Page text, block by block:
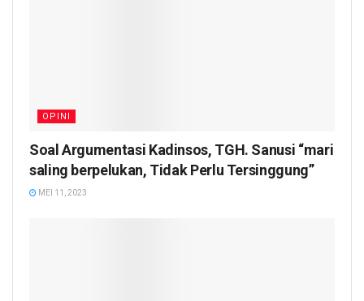
OPINI
Soal Argumentasi Kadinsos, TGH. Sanusi “mari
saling berpelukan, Tidak Perlu Tersinggung”
MEI 11, 2023